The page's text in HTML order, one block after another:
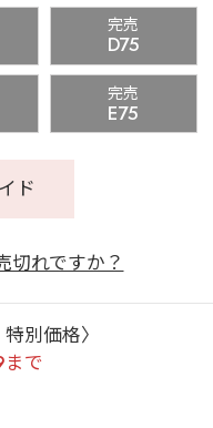
完売
D75
完売
E75
ド
切れですか？
別価格〉
で